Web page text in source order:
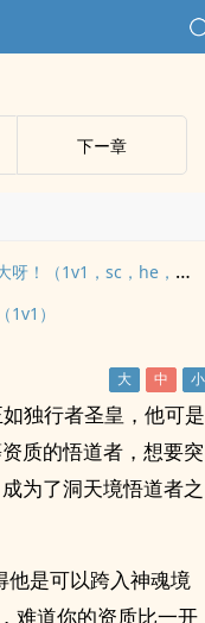
下ー章
他好大呀！（1v1，sc，he，体型差糙汉）
1v1）
独行者圣皇，他可是
质的悟道者，想要突
为了洞天境悟道者之
他是可以跨入神魂境
难道你的资质比一开